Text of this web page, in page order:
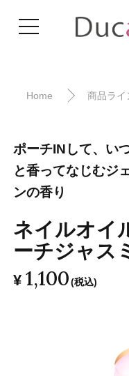
Home 商品ラ
ポーチINして、い
と香ってなじむジ
ンの香り
ネイルオイ
ーチジャス
¥ 1,100 (税込)